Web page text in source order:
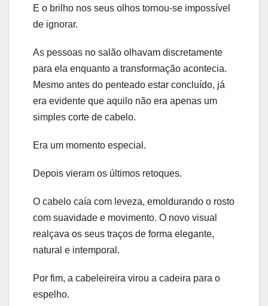
E o brilho nos seus olhos tornou-se impossível
de ignorar.
As pessoas no salão olhavam discretamente
para ela enquanto a transformação acontecia.
Mesmo antes do penteado estar concluído, já
era evidente que aquilo não era apenas um
simples corte de cabelo.
Era um momento especial.
Depois vieram os últimos retoques.
O cabelo caía com leveza, emoldurando o rosto
com suavidade e movimento. O novo visual
realçava os seus traços de forma elegante,
natural e intemporal.
Por fim, a cabeleireira virou a cadeira para o
espelho.